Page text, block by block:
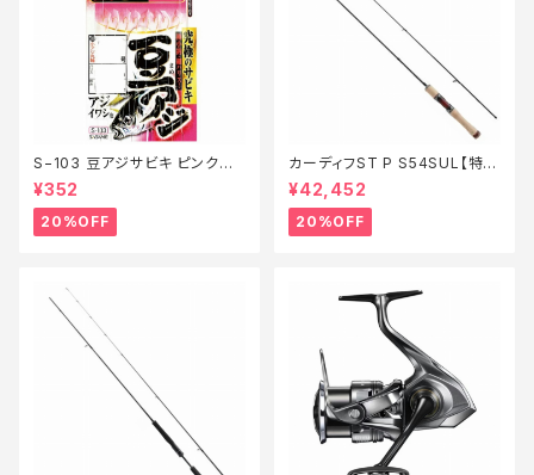
S−103 豆アジサビキ ピンクベ
イト 1【特価仕掛】【20】
¥352
20%OFF
カーディフST P S54SUL【特価
ロッド】【20】
¥42,452
20%OFF